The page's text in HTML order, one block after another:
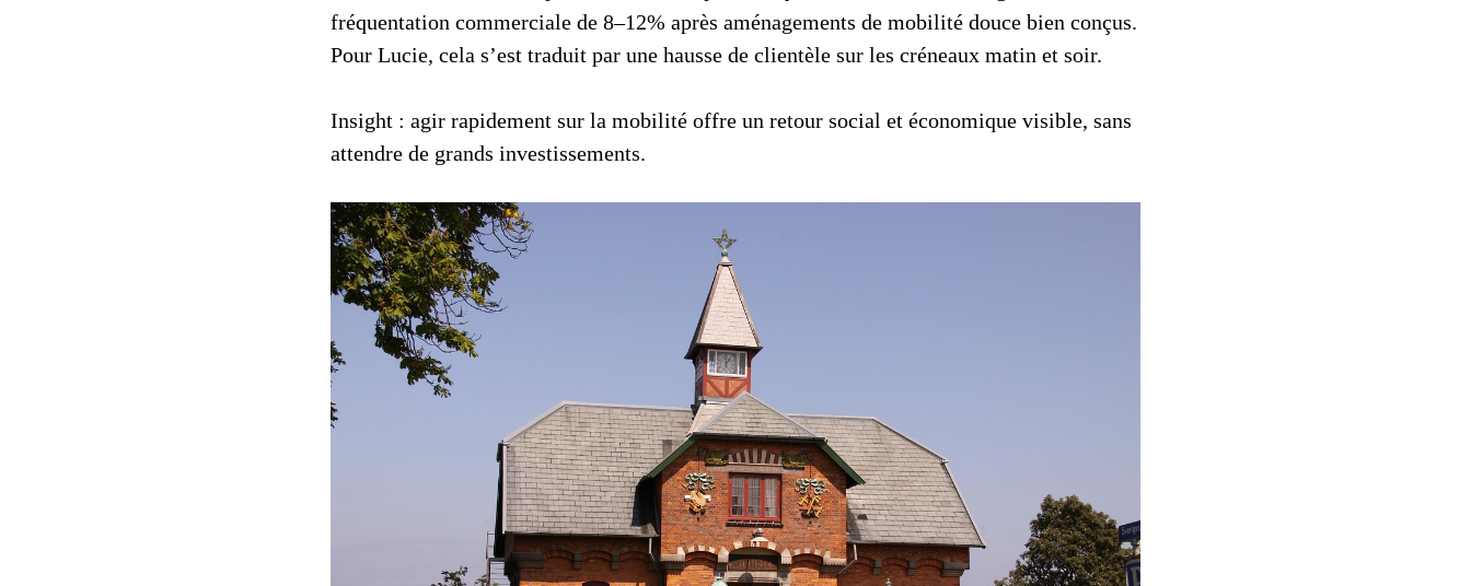
fréquentation commerciale de 8–12% après aménagements de mobilité douce bien conçus.
Pour Lucie, cela s’est traduit par une hausse de clientèle sur les créneaux matin et soir.
Insight : agir rapidement sur la mobilité offre un retour social et économique visible, sans
attendre de grands investissements.